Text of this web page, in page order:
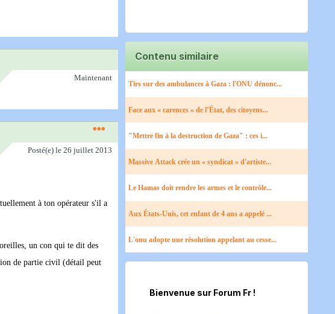
Maintenant
Posté(e) le 26 juillet 2013
à ton opérateur s'il a
un con qui te dit des
de partie civil (détail peut
Contenu similaire
Tirs sur des ambulances à Gaza : l'ONU dénonc...
Face aux « carences » de l’État, des citoyens...
"Mettre fin à la destruction de Gaza" : ces i...
Massive Attack crée un « syndicat » d'artiste...
Le Hamas doit rendre les armes et le contrôle...
Aux États-Unis, cet enfant de 4 ans a appelé ...
L'onu adopte une résolution appelant au cesse...
Bienvenue sur Forum Fr !